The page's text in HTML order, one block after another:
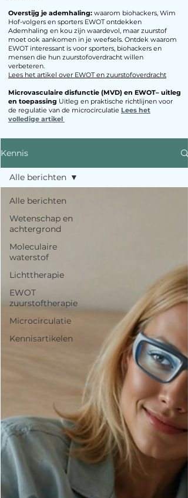
Overstijg je ademhaling: waarom biohackers, Wim
Hof-volgers en sporters EWOT ontdekken
Ademhaling en kou zijn waardevol, maar zuurstof
moet ook aankomen in je weefsels. Ontdek waarom
EWOT interessant is voor sporters, biohackers en
mensen die hun zuurstofoverdracht willen
verbeteren.​
Lees het artikel over EWOT en zuurstofoverdracht
Microvasculaire disfunctie (MVD) en EWOT– uitleg
en toepassing Uitleg en praktische richtlijnen voor
de regulatie van de microcirculatie Lees het
volledige artikel
Kennis
Alle berichten
Wetenschap en
achtergrond
Moleculaire
waterstof
Lichttherapie
EWOT
zuurstoftherapie
Microcirculatie
Kennisartikelen
Alle berichten